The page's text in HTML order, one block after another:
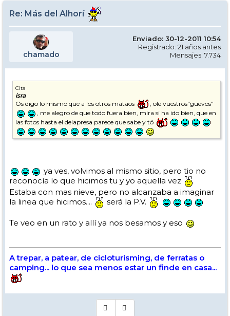
Re: Más del Alhorí
chamado
Enviado: 30-12-2011 10:54
Registrado: 21 años antes
Mensajes: 7.734
Cita
isra
Os digo lo mismo que a los otros mataos
, ole vuestros"guevos"
, me alegro de que todo fuera bien, mira si ha ido bien, que en
las fotos hasta el delapresa parece que sabe y tó
ya ves, volvimos al mismo sitio, pero tio no
reconocía lo que hicimos tu y yo aquella vez
Estaba con mas nieve, pero no alcanzaba a imaginar
la linea que hicimos....
será la P.V.
Te veo en un rato y allí ya nos besamos y eso
A trepar, a patear, de cicloturisming, de ferratas o
camping... lo que sea menos estar un finde en casa...